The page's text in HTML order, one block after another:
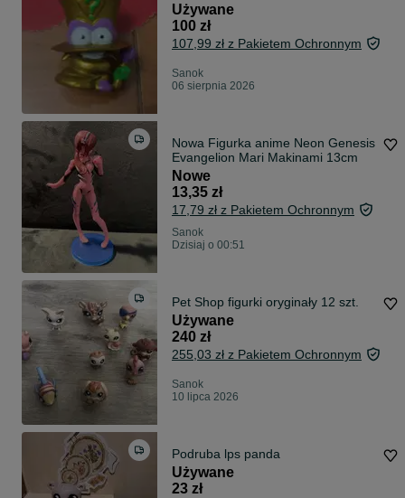
Używane
100 zł
107,99 zł z Pakietem Ochronnym
Sanok
06 sierpnia 2026
Nowa Figurka anime Neon Genesis
Evangelion Mari Makinami 13cm
Nowe
13,35 zł
17,79 zł z Pakietem Ochronnym
Sanok
Dzisiaj o 00:51
Pet Shop figurki oryginały 12 szt.
Używane
240 zł
255,03 zł z Pakietem Ochronnym
Sanok
10 lipca 2026
Podruba lps panda
Używane
23 zł